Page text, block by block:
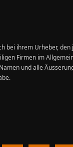
bei ihrem Urheber,
Firmen im
und alle